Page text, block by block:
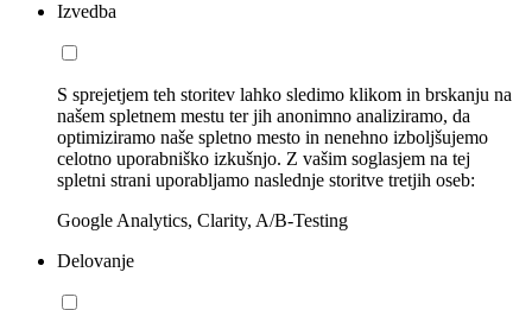
Izvedba
S sprejetjem teh storitev lahko sledimo klikom in brskanju na
našem spletnem mestu ter jih anonimno analiziramo, da
optimiziramo naše spletno mesto in nenehno izboljšujemo
celotno uporabniško izkušnjo. Z vašim soglasjem na tej
spletni strani uporabljamo naslednje storitve tretjih oseb:
Google Analytics, Clarity, A/B-Testing
Delovanje